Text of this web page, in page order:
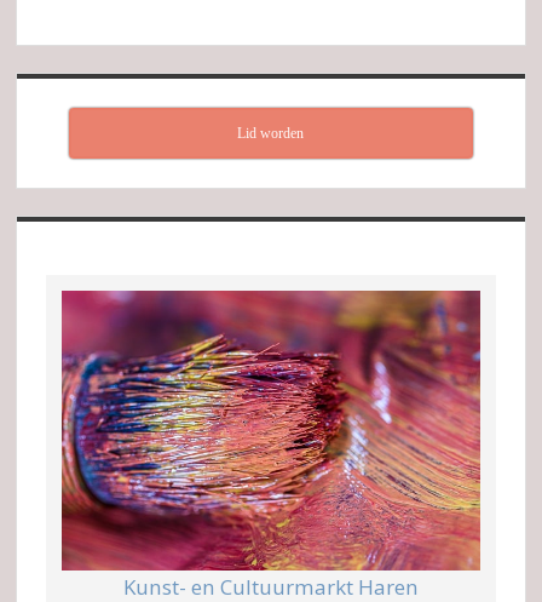
Lid worden
Kunst- en Cultuurmarkt Haren